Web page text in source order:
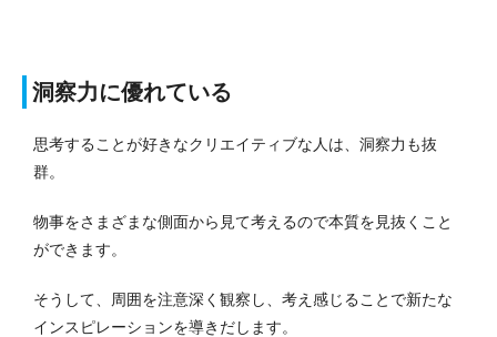
洞察力に優れている
思考することが好きなクリエイティブな人は、洞察力も抜
群。
物事をさまざまな側面から見て考えるので本質を見抜くこと
ができます。
そうして、周囲を注意深く観察し、考え感じることで新たな
インスピレーションを導きだします。